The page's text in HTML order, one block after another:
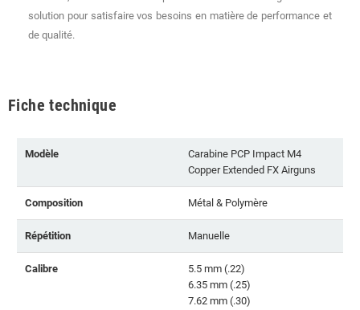
solution pour satisfaire vos besoins en matière de performance et
de qualité.
Fiche technique
Modèle
Carabine PCP Impact M4
Copper Extended FX Airguns
Composition Métal & Polymère
Répétition Manuelle
Calibre
5.5 mm (.22)
6.35 mm (.25)
7.62 mm (.30)